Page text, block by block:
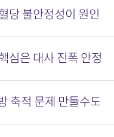
당 불안정성이 원인
심은 대사 진폭 안정
축적 문제 만들수도